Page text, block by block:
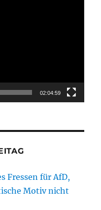
02:04:59
Fressen für AfD,
Motiv nicht